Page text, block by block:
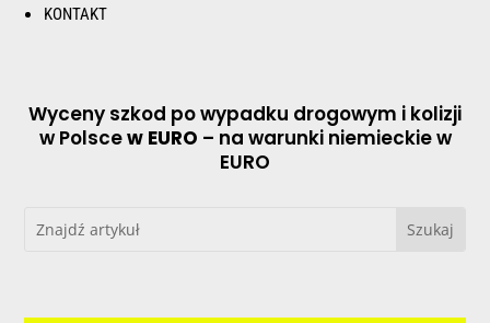
KONTAKT
Wyceny szkod po wypadku drogowym i kolizji
w Polscew EURO – na warunki niemieckie w
EURO